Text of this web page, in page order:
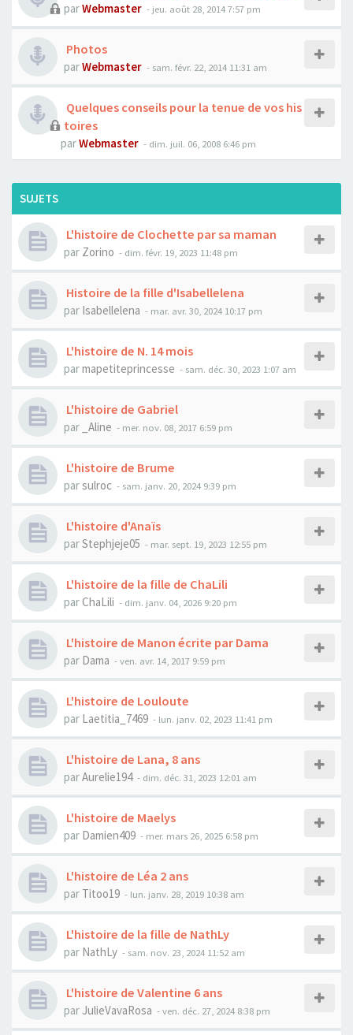
parWebmaster - jeu. août 28, 2014 7:57 pm
Photos
parWebmaster - sam. févr. 22, 2014 11:31 am
Quelques conseils pour la tenue de vos his
toires
parWebmaster - dim. juil. 06, 2008 6:46 pm
SUJETS
L'histoire de Clochette par sa maman
par Zorino - dim. févr. 19, 2023 11:48 pm
Histoire de la fille d'Isabellelena
par Isabellelena - mar. avr. 30, 2024 10:17 pm
L'histoire de N. 14 mois
parmapetiteprincesse - sam. déc. 30, 2023 1:07 am
L'histoire de Gabriel
par _Aline - mer. nov. 08, 2017 6:59 pm
L'histoire de Brume
parsulroc - sam. janv. 20, 2024 9:39 pm
L'histoire d'Anaïs
parStephjeje05 - mar. sept. 19, 2023 12:55 pm
L'histoire de la fille de ChaLili
parChaLili - dim. janv. 04, 2026 9:20 pm
L'histoire de Manon écrite par Dama
par Dama - ven. avr. 14, 2017 9:59 pm
L'histoire de Louloute
par Laetitia_7469 - lun. janv. 02, 2023 11:41 pm
L'histoire de Lana, 8 ans
parAurelie194 - dim. déc. 31, 2023 12:01 am
L'histoire de Maelys
par Damien409 - mer. mars 26, 2025 6:58 pm
L'histoire de Léa 2 ans
par Titoo19 - lun. janv. 28, 2019 10:38 am
L'histoire de la fille de NathLy
par NathLy - sam. nov. 23, 2024 11:52 am
L'histoire de Valentine 6 ans
par JulieVavaRosa - ven. déc. 27, 2024 8:38 pm